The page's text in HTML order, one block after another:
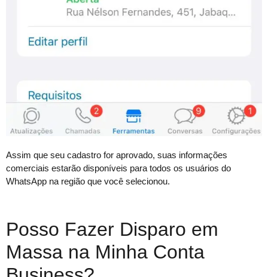
Assim que seu cadastro for aprovado, suas informações
comerciais estarão disponíveis para todos os usuários do
WhatsApp na região que você selecionou.
Posso Fazer Disparo em
Massa na Minha Conta